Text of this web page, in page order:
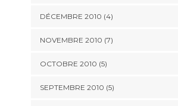
DÉCEMBRE 2010 (4)
NOVEMBRE 2010 (7)
OCTOBRE 2010 (5)
SEPTEMBRE 2010 (5)